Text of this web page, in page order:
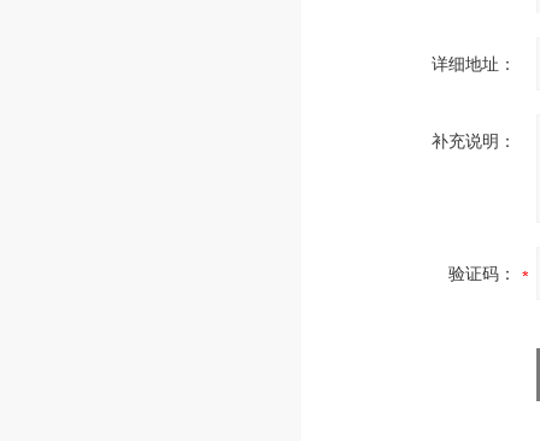
详细地址：
补充说明：
验证码：